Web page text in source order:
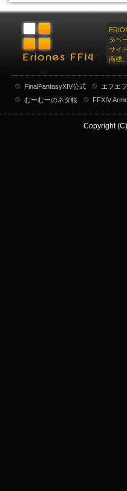
タベ
サイ
商標
FinalFantasyXIV公式 エフエ
むーむーのネタ帳
FFXIV
Copyright